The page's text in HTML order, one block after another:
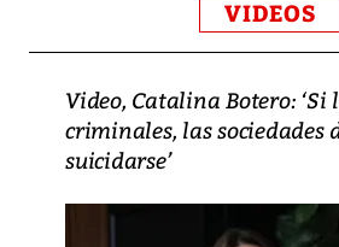
VIDEOS
Video, Catalina Botero: ‘Si
criminales, las sociedades
suicidarse’